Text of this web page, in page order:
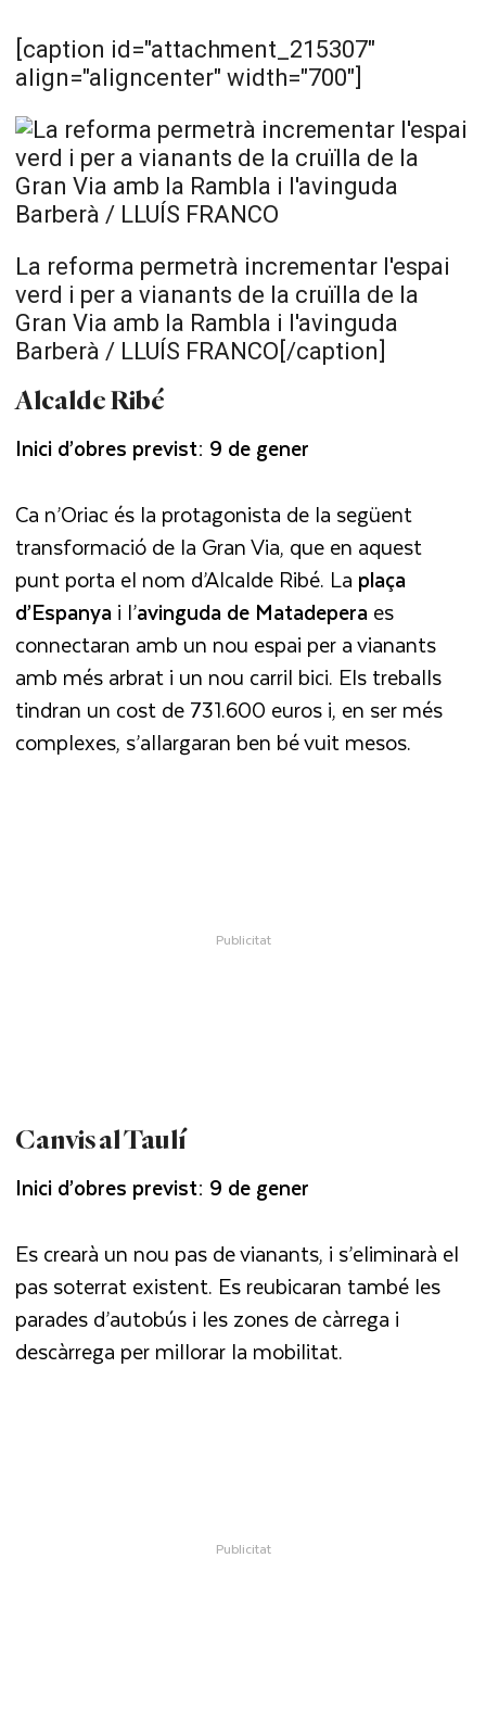
[caption id="attachment_215307"
align="aligncenter" width="700"]
La reforma permetrà incrementar l'espai
verd i per a vianants de la cruïlla de la
Gran Via amb la Rambla i l'avinguda
Barberà / LLUÍS FRANCO[/caption]
Alcalde Ribé
Inici d’obres previst: 9 de gener
Ca n’Oriac és la protagonista de la següent
transformació de la Gran Via, que en aquest
punt porta el nom d’Alcalde Ribé. La plaça
d’Espanyai l’avinguda de Matadeperaes
connectaran amb un nou espai per a vianants
amb més arbrat i un nou carril bici. Els treballs
tindran un cost de 731.600 euros i, en ser més
complexes, s’allargaran ben bé vuit mesos.
Canvis al Taulí
Inici d’obres previst: 9 de gener
Es crearà un nou pas de vianants, i s’eliminarà el
pas soterrat existent. Es reubicaran també les
parades d’autobús i les zones de càrrega i
descàrrega per millorar la mobilitat.